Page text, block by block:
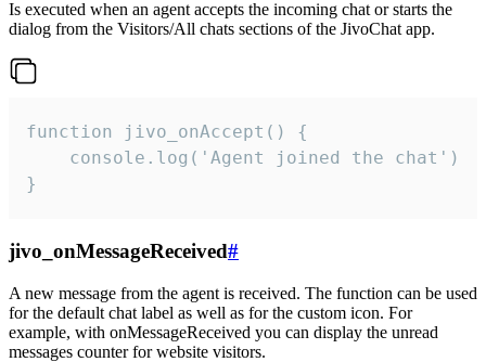
Is executed when an agent accepts the incoming chat or starts the
dialog from the Visitors/All chats sections of the JivoChat app.
function jivo_onAccept() {
}
jivo_onMessageReceived#
A new message from the agent is received. The function can be used
for the default chat label as well as for the custom icon. For
example, with onMessageReceived you can display the unread
messages counter for website visitors.